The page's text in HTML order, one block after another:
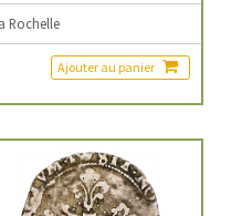
Rochelle
Ajouter au panier